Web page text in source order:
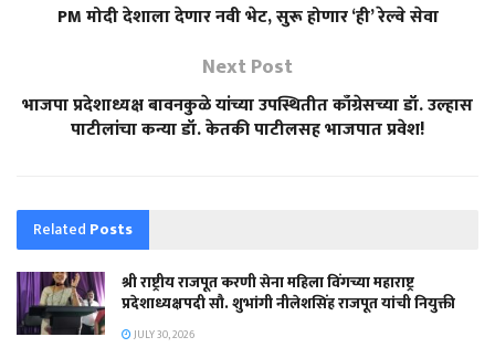
PM मोदी देशाला देणार नवी भेट, सुरू होणार ‘ही’ रेल्वे सेवा
Next Post
भाजपा प्रदेशाध्यक्ष बावनकुळे यांच्या उपस्थितीत काँग्रेसच्या डॉ. उल्हास
पाटीलांचा कन्या डॉ. केतकी पाटीलसह भाजपात प्रवेश!
Related Posts
श्री राष्ट्रीय राजपूत करणी सेना महिला विंगच्या महाराष्ट्र
प्रदेशाध्यक्षपदी सौ. शुभांगी नीलेशसिंह राजपूत यांची नियुक्ती
JULY 30, 2026